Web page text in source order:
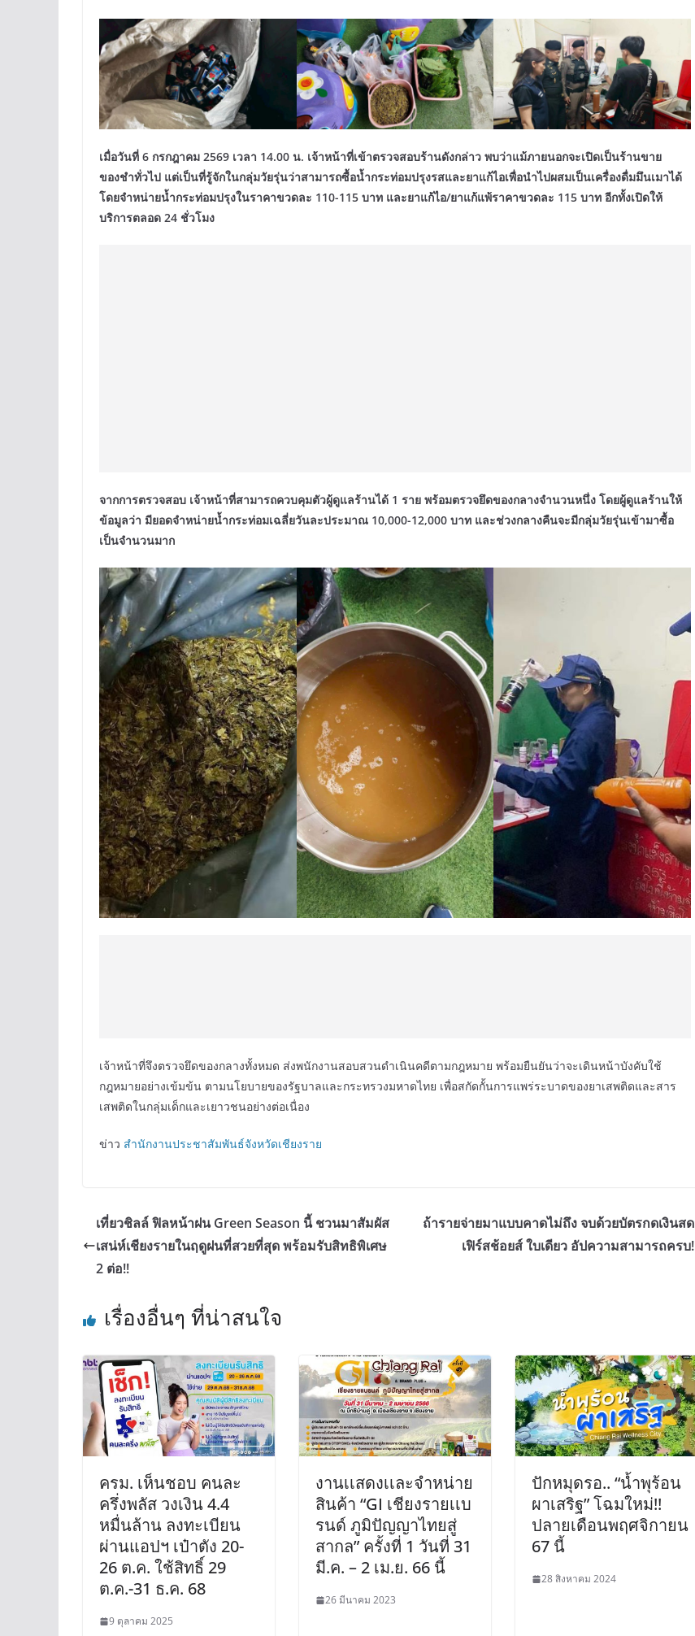
เมื่อวันที่ 6 กรกฎาคม 2569 เวลา 14.00 น. เจ้าหน้าที่เข้าตรวจสอบร้านดังกล่าว พบว่าแม้ภายนอกจะเปิดเป็นร้านขาย
ของชำทั่วไป แต่เป็นที่รู้จักในกลุ่มวัยรุ่นว่าสามารถซื้อน้ำกระท่อมปรุงรสและยาแก้ไอเพื่อนำไปผสมเป็นเครื่องดื่มมึนเมาได้
โดยจำหน่ายน้ำกระท่อมปรุงในราคาขวดละ 110-115 บาท และยาแก้ไอ/ยาแก้แพ้ราคาขวดละ 115 บาท อีกทั้งเปิดให้
บริการตลอด 24 ชั่วโมง
จากการตรวจสอบ เจ้าหน้าที่สามารถควบคุมตัวผู้ดูแลร้านได้ 1 ราย พร้อมตรวจยึดของกลางจำนวนหนึ่ง โดยผู้ดูแลร้านให้
ข้อมูลว่า มียอดจำหน่ายน้ำกระท่อมเฉลี่ยวันละประมาณ 10,000-12,000 บาท และช่วงกลางคืนจะมีกลุ่มวัยรุ่นเข้ามาซื้อ
เป็นจำนวนมาก
เจ้าหน้าที่จึงตรวจยึดของกลางทั้งหมด ส่งพนักงานสอบสวนดำเนินคดีตามกฎหมาย พร้อมยืนยันว่าจะเดินหน้าบังคับใช้
กฎหมายอย่างเข้มข้น ตามนโยบายของรัฐบาลและกระทรวงมหาดไทย เพื่อสกัดกั้นการแพร่ระบาดของยาเสพติดและสาร
เสพติดในกลุ่มเด็กและเยาวชนอย่างต่อเนื่อง
ข่าว สำนักงานประชาสัมพันธ์จังหวัดเชียงราย
เที่ยวชิลล์ ฟิลหน้าฝน Green Season นี้ ชวนมาสัมผัส
เสน่ห์เชียงรายในฤดูฝนที่สวยที่สุด พร้อมรับสิทธิพิเศษ
2 ต่อ!!
ถ้ารายจ่ายมาแบบคาดไม่ถึง จบด้วยบัตรกดเงินสด
เฟิร์สช้อยส์ ใบเดียว อัปความสามารถครบ!
เรื่องอื่นๆ ที่น่าสนใจ
ครม. เห็นชอบ คนละ
ครึ่งพลัส วงเงิน 4.4
หมื่นล้าน ลงทะเบียน
ผ่านแอปฯ เป๋าตัง 20-
26 ต.ค. ใช้สิทธิ์ 29
ต.ค.-31 ธ.ค. 68
9 ตุลาคม 2025
งานเเสดงเเละจำหน่าย
สินค้า “GI เชียงรายเเบ
รนด์ ภูมิปัญญาไทยสู่
สากล” ครั้งที่ 1 วันที่ 31
มี.ค. – 2 เม.ย. 66 นี้
26 มีนาคม 2023
ปักหมุดรอ.. “น้ำพุร้อน
ผาเสริฐ” โฉมใหม่!!
ปลายเดือนพฤศจิกายน
67 นี้
28 สิงหาคม 2024